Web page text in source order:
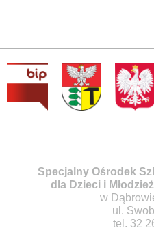
Specjalny Ośrodek
dla Dzieci i
w
ul.
tel. 32